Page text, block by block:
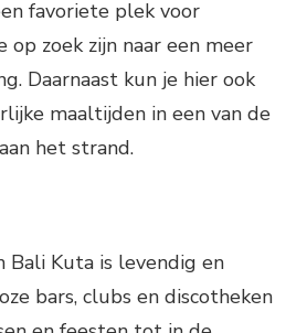
favoriete plek voor
op zoek zijn naar een meer
Daarnaast kun je hier ook
maaltijden in een van de
het strand.
Bali Kuta is levendig en
bars, clubs en discotheken